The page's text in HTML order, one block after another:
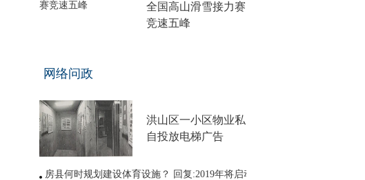
全国高山滑雪接力赛
竞速五峰
网络问政
洪山区一小区物业私
自投放电梯广告
房县何时规划建设体育设施？ 回复:2019年将启动